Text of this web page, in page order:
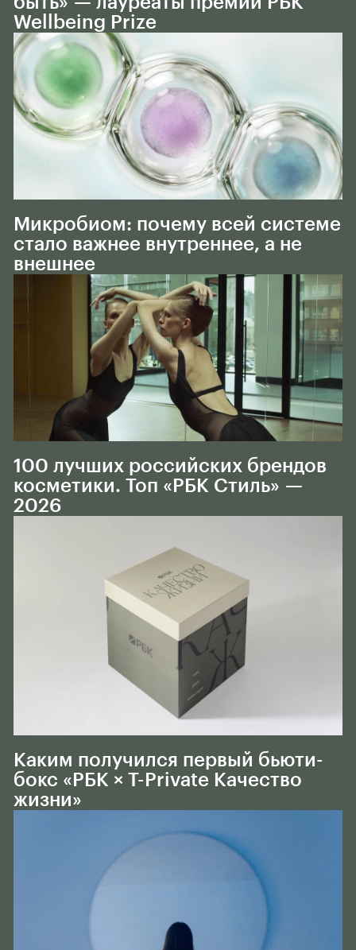
Wellbeing Prize
Микробиом: почему всей системе
стало важнее внутреннее, а не
внешнее
100 лучших российских брендов
косметики. Топ «РБК Стиль» —
2026
Каким получился первый бьюти-
бокс «РБК × Т-Private Качество
жизни»